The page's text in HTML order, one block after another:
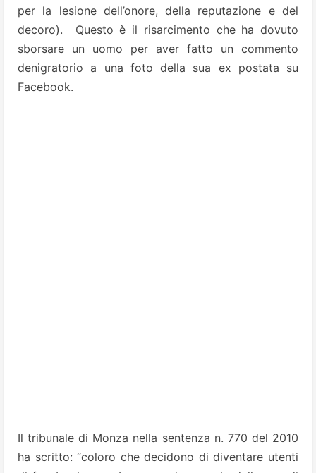
per la lesione dell’onore, della reputazione e del
decoro). Questo è il risarcimento che ha dovuto
sborsare un uomo per aver fatto un commento
denigratorio a una foto della sua ex postata su
Facebook.
Il tribunale di Monza nella sentenza n. 770 del 2010
ha scritto: “coloro che decidono di diventare utenti